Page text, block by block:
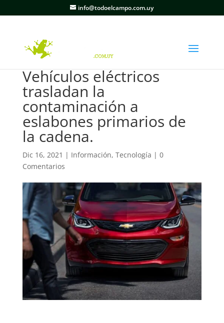
info@todoelcampo.com.uy
Vehículos eléctricos
trasladan la
contaminación a
eslabones primarios de
la cadena.
Dic 16, 2021 | Información, Tecnología | 0
Comentarios